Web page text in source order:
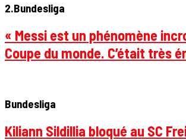
2.Bundesliga
« Messi est un phénomène
Coupe du monde. C’était très
Bundesliga
Kiliann Sildillia bloqué au SC